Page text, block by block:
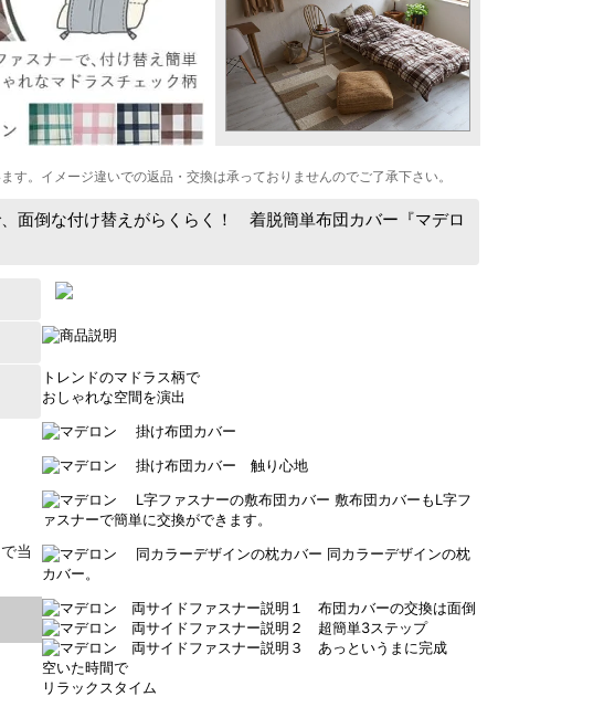
。イメージ違いでの返品・交換は承っておりませんのでご了承下さい。
面倒な付け替えがらくらく！ 着脱簡単布団カバー『マデロ
当
トレンドのマドラス柄で
おしゃれな空間を演出
敷布団カバーもL字フ
ァスナーで簡単に交換ができます。
同カラーデザインの枕
カバー。
空いた時間で
リラックスタイム